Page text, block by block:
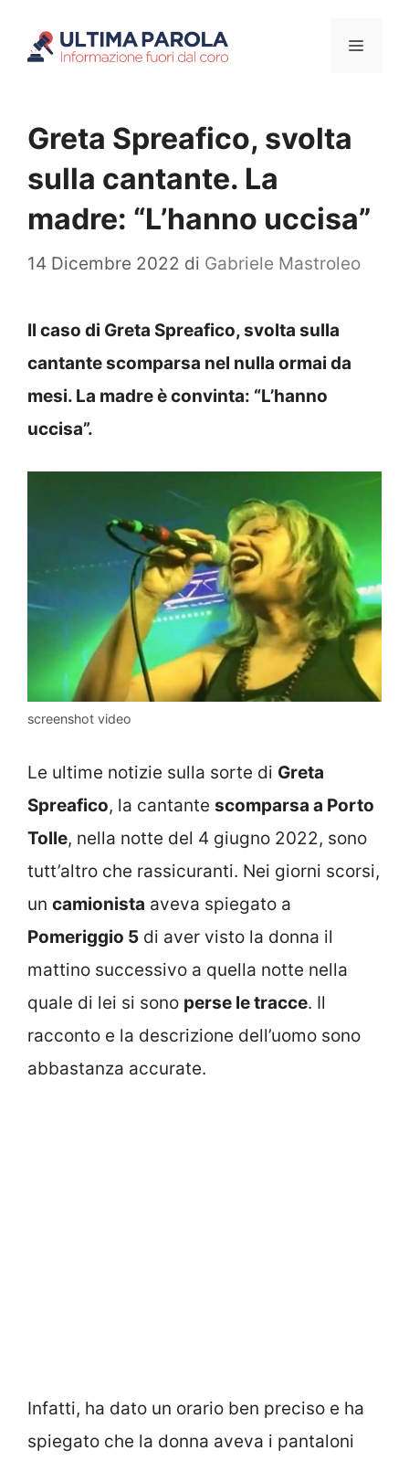
Menu
Greta Spreafico, svolta
sulla cantante. La
madre: “L’hanno uccisa”
14 Dicembre 2022 di Gabriele Mastroleo
Il caso di Greta Spreafico, svolta sulla
cantante scomparsa nel nulla ormai da
mesi. La madre è convinta: “L’hanno
uccisa”.
screenshot video
Le ultime notizie sulla sorte di Greta
Spreafico, la cantante scomparsa a Porto
Tolle, nella notte del 4 giugno 2022, sono
tutt’altro che rassicuranti. Nei giorni scorsi,
un camionista aveva spiegato a
Pomeriggio 5 di aver visto la donna il
mattino successivo a quella notte nella
quale di lei si sono perse le tracce. Il
racconto e la descrizione dell’uomo sono
abbastanza accurate.
Infatti, ha dato un orario ben preciso e ha
spiegato che la donna aveva i pantaloni